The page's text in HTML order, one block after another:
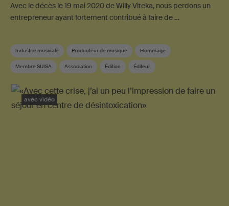
Avec le décès le 19 mai 2020 de Willy Viteka, nous perdons un
entrepreneur ayant fortement contribué à faire de …
Industrie musicale Producteur de musique Hommage
Membre SUISA Association Édition Éditeur
avec vidéo